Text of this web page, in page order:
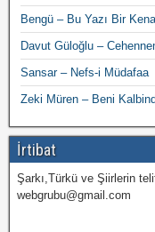
Bengü – Bu Yazı Bir
Davut Güloğlu –
Sansar – Nefs-i Müdafaa
Zeki Müren – Beni
İrtibat
Şarkı,Türkü ve Şiirlerin
webgrubu@gmail.com